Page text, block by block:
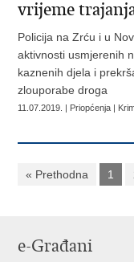
vrijeme
Policija na Zrću i u
aktivnosti usmjerenih
kaznenih djela i
zlouporabe droga
11.07.2019. | Priopćenja |
« Prethodna 1
e-Građani